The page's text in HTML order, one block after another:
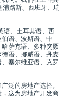
浦路斯、西班牙、瑞
语、土耳其语、西
语、波斯语、中
萨克语、多种突厥
语、挪威语、丹麦
塞尔维亚语、克罗
泛的房地产选择。
这为房地产开发商